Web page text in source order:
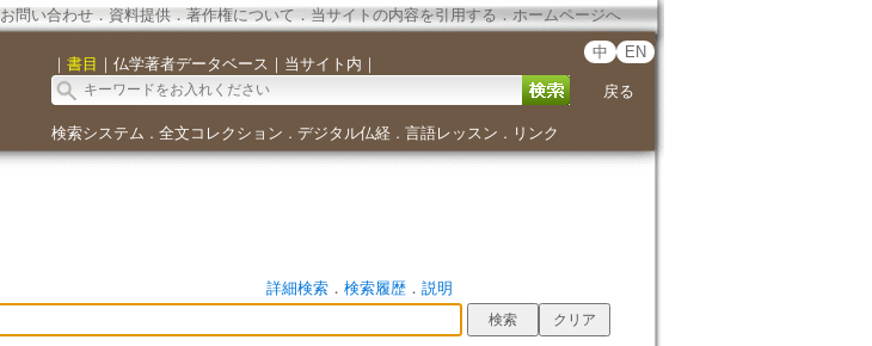
お問い合わせ． 資料提供． 著作権について．当サイトの内容を引用する ． ホームページへ
｜ 書目 ｜ 仏学著者データベース ｜ 当サイト内 ｜
中 EN
戻る
検索システム ． 全文コレクション ． デジタル仏経． 言語レッスン ． リンク
詳細検索． 検索履歴． 説明